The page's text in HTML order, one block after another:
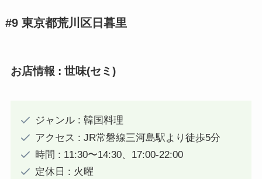
#9 東京都荒川区日暮里
お店情報 : 世味(セミ)
ジャンル : 韓国料理
アクセス : JR常磐線三河島駅より徒歩5分
時間 : 11:30〜14:30、17:00-22:00
定休日 : 火曜